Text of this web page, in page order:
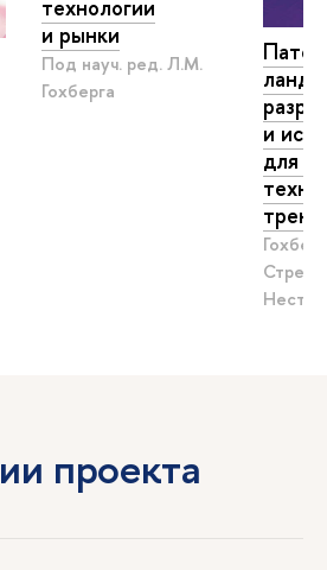
технологии
и рынки
Под науч. ред. Л.М.
Гохберга
и
для
проекта